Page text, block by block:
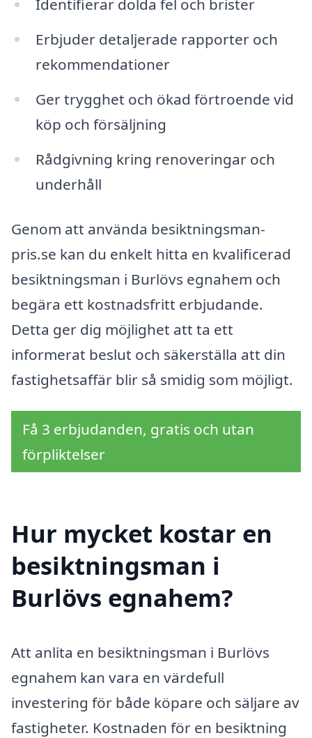
Identifierar dolda fel och brister
Erbjuder detaljerade rapporter och
rekommendationer
Ger trygghet och ökad förtroende vid
köp och försäljning
Rådgivning kring renoveringar och
underhåll
Genom att använda besiktningsman-
pris.se kan du enkelt hitta en kvalificerad
besiktningsman i Burlövs egnahem och
begära ett kostnadsfritt erbjudande.
Detta ger dig möjlighet att ta ett
informerat beslut och säkerställa att din
fastighetsaffär blir så smidig som möjligt.
Få 3 erbjudanden, gratis och utan
förpliktelser
Hur mycket kostar en
besiktningsman i
Burlövs egnahem?
Att anlita en besiktningsman i Burlövs
egnahem kan vara en värdefull
investering för både köpare och säljare av
fastigheter. Kostnaden för en besiktning